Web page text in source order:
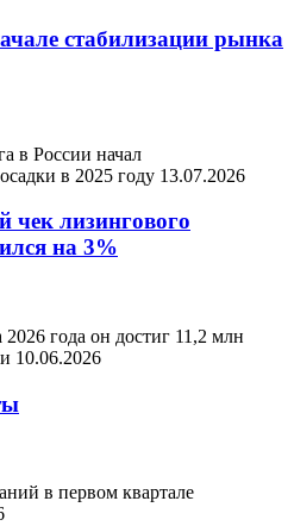
стабилизации рынка
в России начал
в 2025 году 13.07.2026
чек лизингового
на 3%
года он достиг 11,2 млн
10.06.2026
в первом квартале